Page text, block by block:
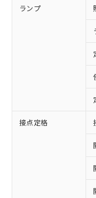
ランプ
接点定格